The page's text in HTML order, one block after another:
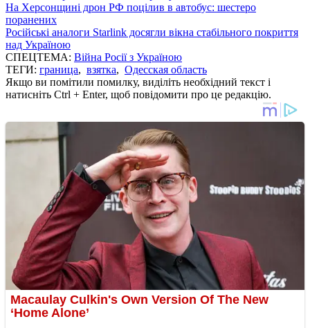
На Херсонщині дрон РФ поцілив в автобус: шестеро
поранених
Російські аналоги Starlink досягли вікна стабільного покриття
над Україною
СПЕЦТЕМА: Війна Росії з Україною
ТЕГИ: граница, взятка, Одесская область
Якщо ви помітили помилку, виділіть необхідний текст і
натисніть Ctrl + Enter, щоб повідомити про це редакцію.